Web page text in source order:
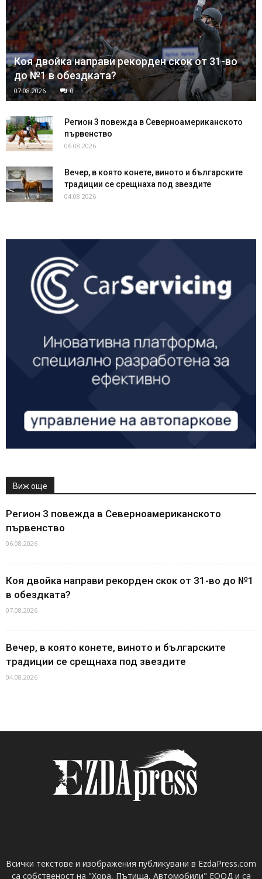
Коя двойка направи рекорден скок от 31-во
до №1 в обездката?
07.08.2026 0
Регион 3 повежда в Северноамериканското
първенство
06.08.2026
Вечер, в която конете, виното и българските
традиции се срещнаха под звездите
04.08.2026
Виж още
Регион 3 повежда в Северноамериканското
първенство
06.08.2026
Коя двойка направи рекорден скок от 31-во до №1
в обездката?
07.08.2026
Вечер, в която конете, виното и българските
традиции се срещнаха под звездите
04.08.2026
Всички текстове и изображения публикувани в EzdaPress.com
са собственост на "Хора, Пътища, Автомобили" ЕООД и са